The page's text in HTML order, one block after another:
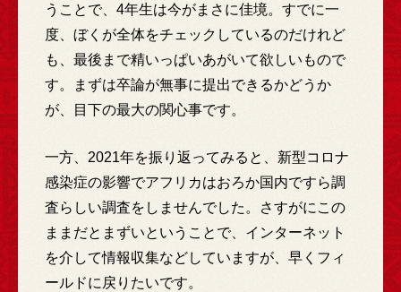
うことで、4年生は今がまさに佳境。すでに一
度、ぼくが全体をチェックしているのだけれど
も、最後まで精いっぱいあがいて欲しいもので
す。まずは卒論が無事に提出できるかどうか
が、目下の最大の関心事です。
一方、2021年を振り返ってみると、新型コロナ
感染症の影響でアフリカはおろか国内ですら調
査らしい調査をしませんでした。さすがにこの
ままだとまずいということで、インターネット
を介して情報収集などしていますが、早くフィ
ールドに戻りたいです。